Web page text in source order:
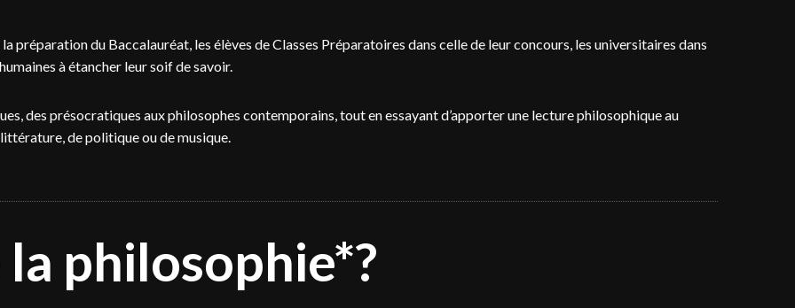
préparation du Baccalauréat, les élèves de Classes Préparatoires dans celle de leur concours, les universitaires dans
à étancher leur soif de savoir.
des présocratiques aux philosophes contemporains, tout en essayant d’apporter une lecture philosophique au
littérature, de politique ou de musique.
la philosophie*?